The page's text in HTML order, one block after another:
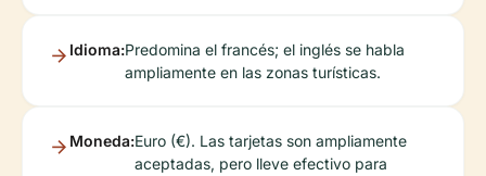
Idioma:Predomina el francés; el inglés se habla
ampliamente en las zonas turísticas.
Moneda:Euro (€). Las tarjetas son ampliamente
aceptadas, pero lleve efectivo para